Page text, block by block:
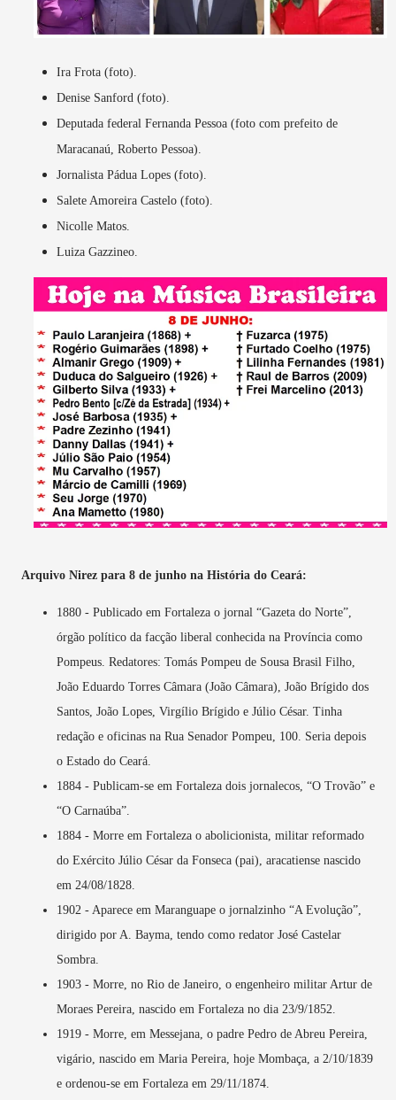
Ira Frota (foto).
Denise Sanford (foto).
Deputada federal Fernanda Pessoa (foto com prefeito de
Maracanaú, Roberto Pessoa).
Jornalista Pádua Lopes (foto).
Salete Amoreira Castelo (foto).
Nicolle Matos.
Luiza Gazzineo.
Arquivo Nirez para 8 de junho na História do Ceará:
1880 - Publicado em Fortaleza o jornal “Gazeta do Norte”,
órgão político da facção liberal conhecida na Província como
Pompeus. Redatores: Tomás Pompeu de Sousa Brasil Filho,
João Eduardo Torres Câmara (João Câmara), João Brígido dos
Santos, João Lopes, Virgílio Brígido e Júlio César. Tinha
redação e oficinas na Rua Senador Pompeu, 100. Seria depois
o Estado do Ceará.
1884 - Publicam-se em Fortaleza dois jornalecos, “O Trovão” e
“O Carnaúba”.
1884 - Morre em Fortaleza o abolicionista, militar reformado
do Exército Júlio César da Fonseca (pai), aracatiense nascido
em 24/08/1828.
1902 - Aparece em Maranguape o jornalzinho “A Evolução”,
dirigido por A. Bayma, tendo como redator José Castelar
Sombra.
1903 - Morre, no Rio de Janeiro, o engenheiro militar Artur de
Moraes Pereira, nascido em Fortaleza no dia 23/9/1852.
1919 - Morre, em Messejana, o padre Pedro de Abreu Pereira,
vigário, nascido em Maria Pereira, hoje Mombaça, a 2/10/1839
e ordenou-se em Fortaleza em 29/11/1874.